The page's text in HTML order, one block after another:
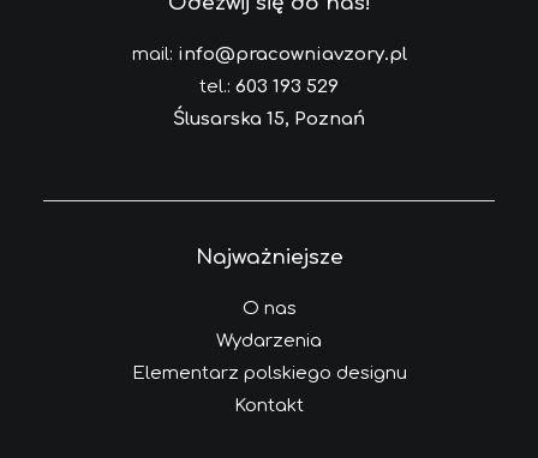
mail: info@pracowniavzory.pl
tel.: 603 193 529
Ślusarska 15, Poznań
Najważniejsze
O nas
Wydarzenia
Elementarz polskiego designu
Kontakt